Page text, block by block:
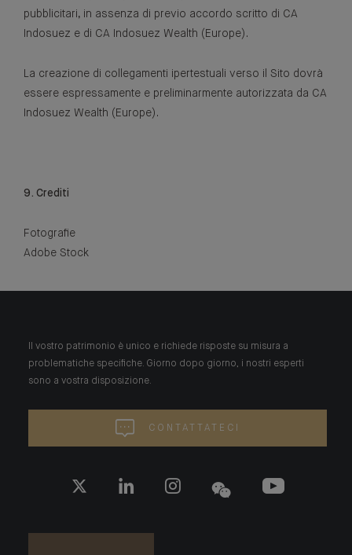
pubblicitari, in assenza di previo accordo scritto di CA
Indosuez e di CA Indosuez Wealth (Europe).
La creazione di collegamenti ipertestuali verso il Sito dovrà
essere espressamente e preliminarmente autorizzata da CA
Indosuez Wealth (Europe).
9. Crediti
Fotografie
Adobe Stock
Il vostro patrimonio è unico e richiede risposte su misura a
problematiche specifiche. Giorno dopo giorno, i nostri esperti
sono a vostra disposizione.
CONTATTATECI